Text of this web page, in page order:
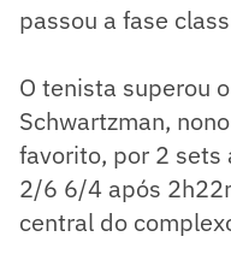
passou a fase
O tenista superou
Schwartzman,
favorito, por 2 sets
2/6 6/4 após
central do